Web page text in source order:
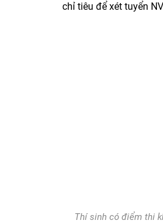
chỉ tiêu để xét tuyển
Thí sinh có điểm thi